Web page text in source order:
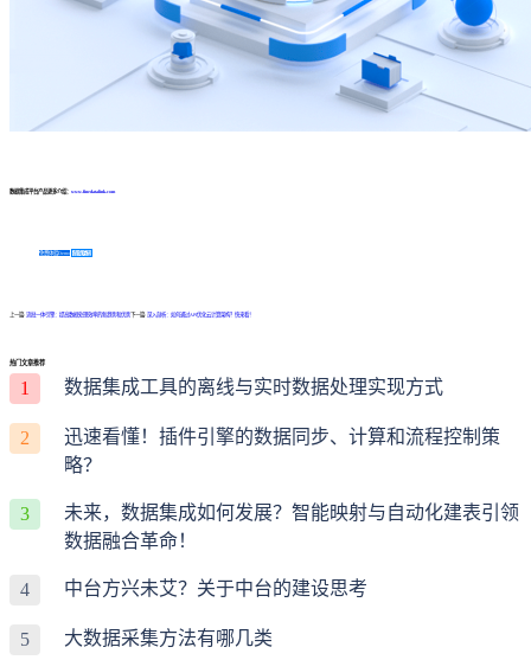
数据集成平台产品更多介绍： www.finedatalink.com
免费体验Demo 咨询方案
上一篇: 流批一体引擎：提高数据处理效率的新趋势和优势下一篇: 深入剖析：如何通过API优化云计算架构？快来看！
热门文章推荐
1 数据集成工具的离线与实时数据处理实现方式
2
迅速看懂！插件引擎的数据同步、计算和流程控制策
略？
3
未来，数据集成如何发展？智能映射与自动化建表引领
数据融合革命！
4 中台方兴未艾？关于中台的建设思考
5 大数据采集方法有哪几类